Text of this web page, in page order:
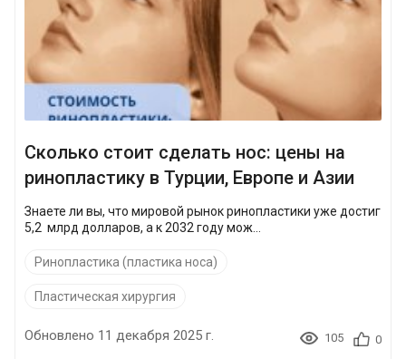
Сколько стоит сделать нос: цены на
ринопластику в Турции, Европе и Азии
Знаете ли вы, что мировой рынок ринопластики уже достиг
5,2 млрд долларов, а к 2032 году мож...
Ринопластика (пластика носа)
Пластическая хирургия
Обновлено 11 декабря 2025 г. 105 0